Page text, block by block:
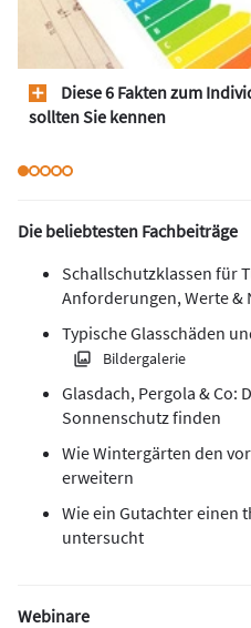
Diese 6 Fakten zum
sollten Sie kennen
Die beliebtesten Fachbeiträge
Schallschutzklassen für
Anforderungen, Werte &
Typische Glasschäden
Bildergalerie
Glasdach, Pergola & Co:
Sonnenschutz finden
Wie Wintergärten den
erweitern
Wie ein Gutachter einen
untersucht
Webinare